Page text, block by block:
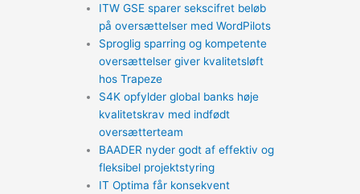
ITW GSE sparer sekscifret beløb
på oversættelser med WordPilots
Sproglig sparring og kompetente
oversættelser giver kvalitetsløft
hos Trapeze
S4K opfylder global banks høje
kvalitetskrav med indfødt
oversætterteam
BAADER nyder godt af effektiv og
fleksibel projektstyring
IT Optima får konsekvent